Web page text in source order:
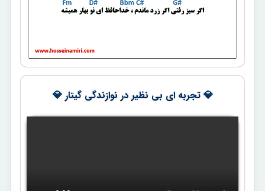
💎 تجربه ای بی نظیر در نوازندگی گیتار 💎